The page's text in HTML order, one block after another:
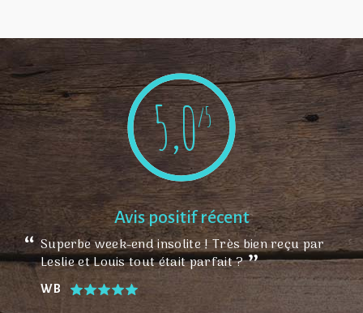
5,0/5
Avis positif récent
Superbe week-end insolite ! Très bien reçu par
Leslie et Louis tout était parfait ?
W B